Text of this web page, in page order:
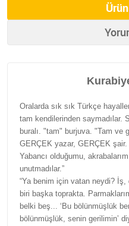
Oralarda sık sık Türkçe
tam kendilerinden saymadılar.
buralı. "tam" burjuva. "Tam ve
GERÇEK yazar, GERÇEK
Yabancı olduğumu,
unutmadılar.”
“Ya benim için vatan neydi?
biri başka toprakta.
belki beş... ‘Bu bölünmüşlük
bölünmüşlük, senin gerilimin’